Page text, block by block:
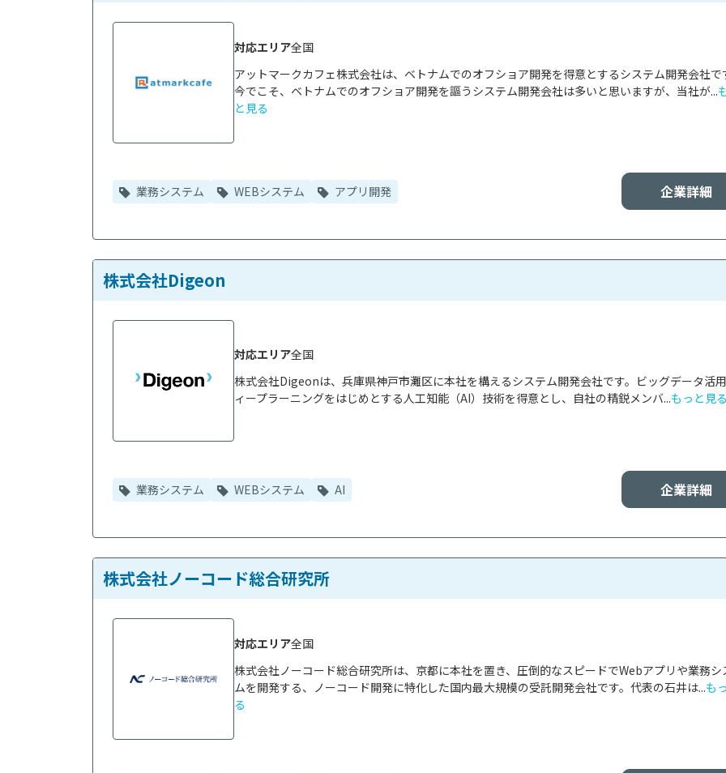
アットマークカフェ株式会社は、ベトナムでのオフショア開発を得意とするシステム開発会社で
今でこそ、ベトナムでのオフショア開発を謳うシステム開発会社は多いと思いますが、当社が...
と見る
対応エリア全国
企業詳細
業務システム WEBシステム アプリ開発
株式会社Digeon
株式会社Digeonは、兵庫県神戸市灘区に本社を構えるシステム開発会社です。ビッグデータ活
ィープラーニングをはじめとする人工知能（AI）技術を得意とし、自社の精鋭メンバ...もっと見
対応エリア全国
企業詳細
業務システム WEBシステム AI
株式会社ノーコード総合研究所
株式会社ノーコード総合研究所は、京都に本社を置き、圧倒的なスピードでWebアプリや業務シ
ムを開発する、ノーコード開発に特化した国内最大規模の受託開発会社です。代表の石井は...も
る
対応エリア全国